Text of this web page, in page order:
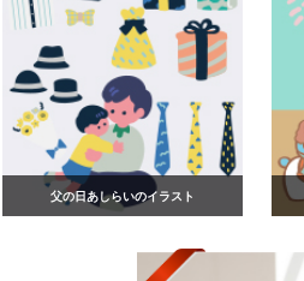
父の日あしらいのイラスト